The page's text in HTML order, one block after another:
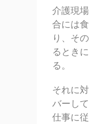
介護現
合には
り、そ
るとき
る。
それに
バーし
仕事に